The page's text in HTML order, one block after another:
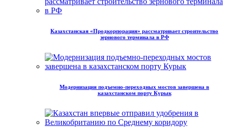
Казахстанская «Продкорпорация» рассматривает строительство
зернового терминала в РФ
Модернизация подъемно-переходных мостов завершена в
казахстанском порту Курык